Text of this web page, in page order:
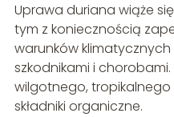
Uprawa duriana wiąże
tym z koniecznością
warunków
szkodnikami i
wilgotnego,
składniki organiczne.